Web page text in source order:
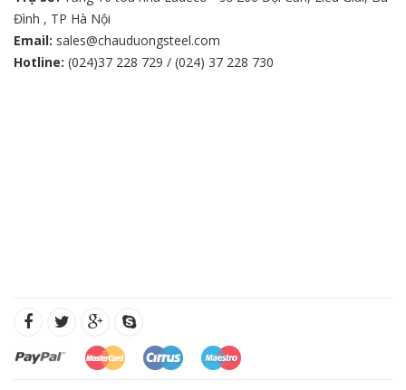
Đình , TP Hà Nội
Email: sales@chauduongsteel.com
Hotline: (024)37 228 729 / (024) 37 228 730